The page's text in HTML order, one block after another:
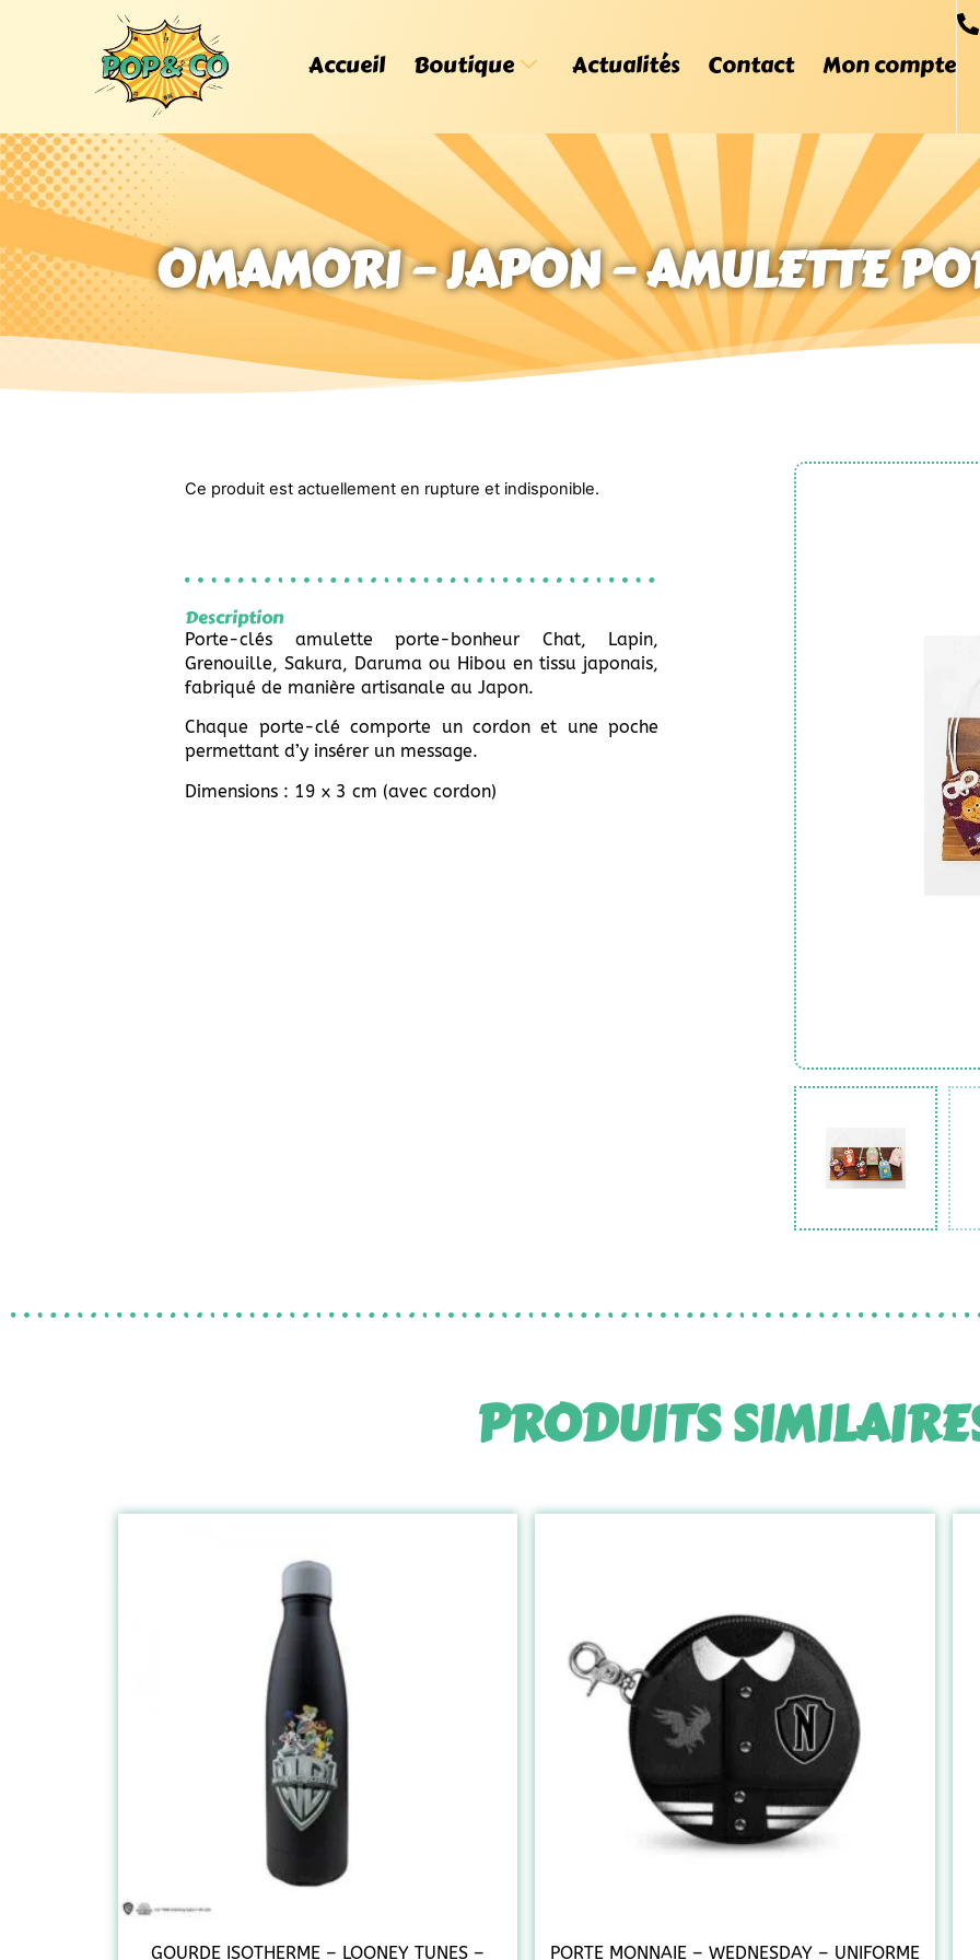
Accueil Boutique Actualités Contact Mon compte
OMAMORI – JAPON – AMULETTE
Ce produit est actuellement en rupture et indisponible.
Description
Porte-clés amulette porte-bonheur Chat, Lapin,
Grenouille, Sakura, Daruma ou Hibou en tissu japonais,
fabriqué de manière artisanale au Japon.
Chaque porte-clé comporte un cordon et une poche
permettant d’y insérer un message.
Dimensions : 19 x 3 cm (avec cordon)
PRODUITS
GOURDE ISOTHERME – LOONEY TUNES – PORTE MONNAIE – WEDNESDAY – UNIFORME